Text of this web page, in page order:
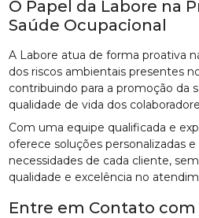
O Papel da Labore na
Saúde Ocupacional
A Labore atua de forma proativa
dos riscos ambientais presentes
contribuindo para a promoção da
qualidade de vida dos
Com uma equipe qualificada e
oferece soluções personalizadas
necessidades de cada cliente,
qualidade e excelência no
Entre em Contato com